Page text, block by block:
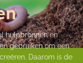
en
om een
is de